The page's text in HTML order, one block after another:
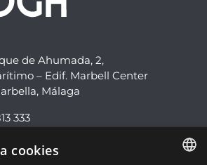
de Ahumada, 2,
– Edif. Marbell Center
Málaga
333
cookies